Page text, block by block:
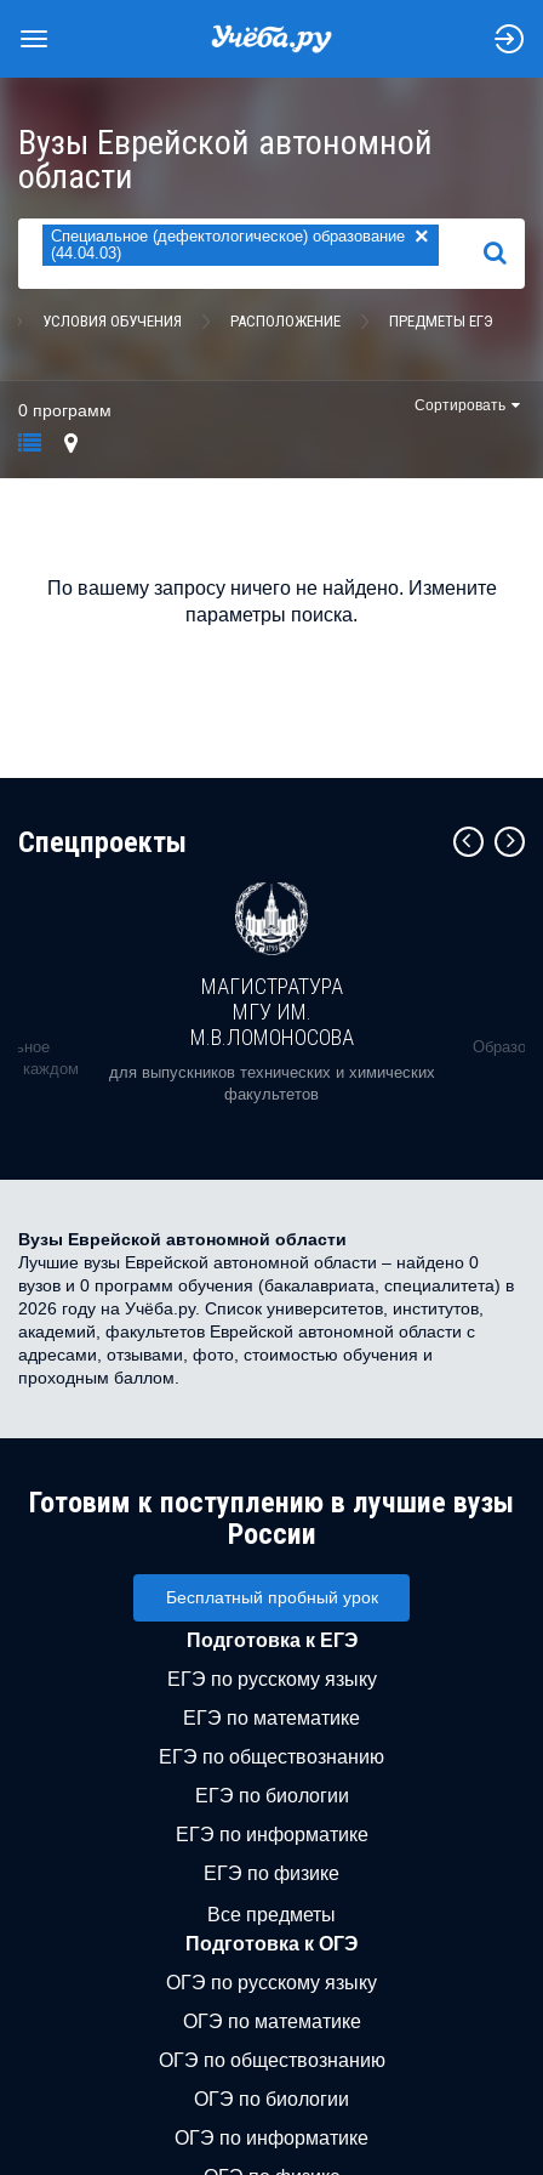
Вузы Еврейской автономной
области
Специальное (дефектологическое) образование
(44.04.03)
×
НАЙТИ
УСЛОВИЯ ОБУЧЕНИЯ РАСПОЛОЖЕНИЕ ПРЕДМЕТЫ ЕГЭ
0 программ Сортировать
По вашему запросу ничего не найдено. Измените
параметры поиска.
Cпецпроекты
в каждом
МАГИСТРАТУРА
МГУ ИМ.
М.В.ЛОМОНОСОВА
для выпускников технических и химических
факультетов
Вузы Еврейской автономной области
Лучшие вузы Еврейской автономной области – найдено 0
вузов и 0 программ обучения (бакалавриата, специалитета) в
2026 году на Учёба.ру. Список университетов, институтов,
академий, факультетов Еврейской автономной области с
адресами, отзывами, фото, стоимостью обучения и
проходным баллом.
Готовим к поступлению в лучшие вузы
России
Бесплатный пробный урок
Подготовка к ЕГЭ
ЕГЭ по русскому языку
ЕГЭ по математике
ЕГЭ по обществознанию
ЕГЭ по биологии
ЕГЭ по информатике
ЕГЭ по физике
Все предметы
Подготовка к ОГЭ
ОГЭ по русскому языку
ОГЭ по математике
ОГЭ по обществознанию
ОГЭ по биологии
ОГЭ по информатике